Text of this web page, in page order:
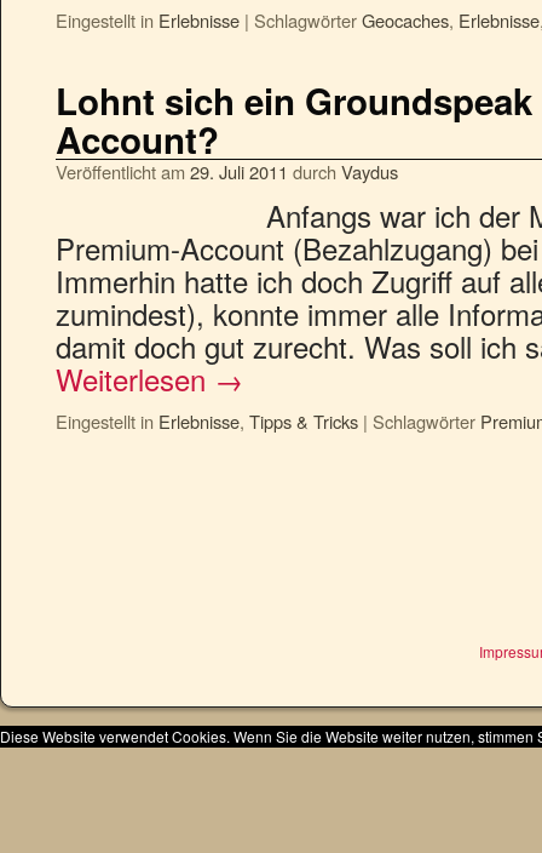
Eingestellt in Erlebnisse | SchlagwörterGeocaches, Erlebnisse
Lohnt sich ein
Account?
Veröffentlicht am 29. Juli 2011 durch Vaydus
Anfangs war ich der
Premium-Account (Bezahlzugang)
Immerhin hatte ich doch Zugriff auf
zumindest), konnte immer alle
damit doch gut zurecht. Was soll ich
Weiterlesen→
Eingestellt in Erlebnisse, Tipps & Tricks | Schlagwörter
Diese Website verwendet Cookies. Wenn Sie die Website weiter nutzen,